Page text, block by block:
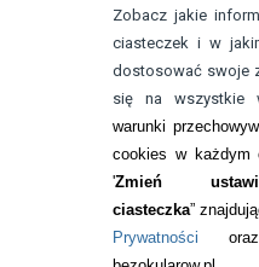
Zobacz jakie
ciasteczek i w
dostosować swoje
się na wszystkie
warunki
cookies w każdym
'Zmień
ciasteczka”
Prywatności